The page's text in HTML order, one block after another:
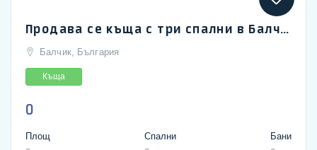
Продава се къща с три спални в Балчик, район Овчаровски плаж
Балчик, България
Къща
0
Площ
Спални
Бани